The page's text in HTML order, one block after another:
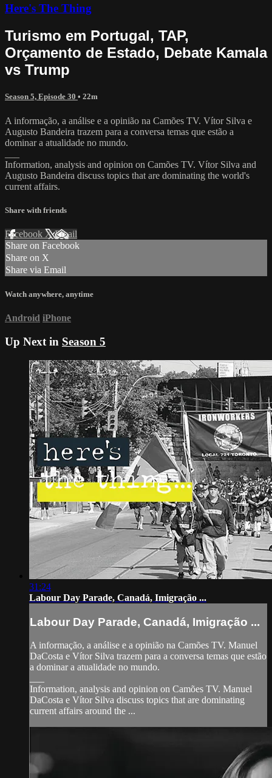
Here's The Thing
Turismo em Portugal, TAP,
Orçamento de Estado, Debate Kamala
vs Trump
Season 5, Episode 30 • 22m
A informação, a análise e a opinião na Camões TV. Vítor Silva e
Augusto Bandeira trazem para a conversa temas que estão a
dominar a atualidade no mundo.
Information, analysis and opinion on Camões TV. Vítor Silva and
Augusto Bandeira discuss topics that are dominating the world's
current affairs.
Share with friends
Facebook XEmail
Share on Facebook
Share on X
Share via Email
Watch anywhere, anytime
Android iPhone
Up Next in Season 5
31:24
Labour Day Parade, Canadá, Imigração ...
Labour Day Parade, Canadá, Imigração ...
A informação, a análise e a opinião na Camões TV. Manuel
DaCosta e Vítor Silva trazem para a conversa temas que estão
a dominar a atualidade no mundo.
Information, analysis and opinion on Camões TV. Manuel
DaCosta e Vítor Silva discuss topics that are dominating
current affairs around the ...